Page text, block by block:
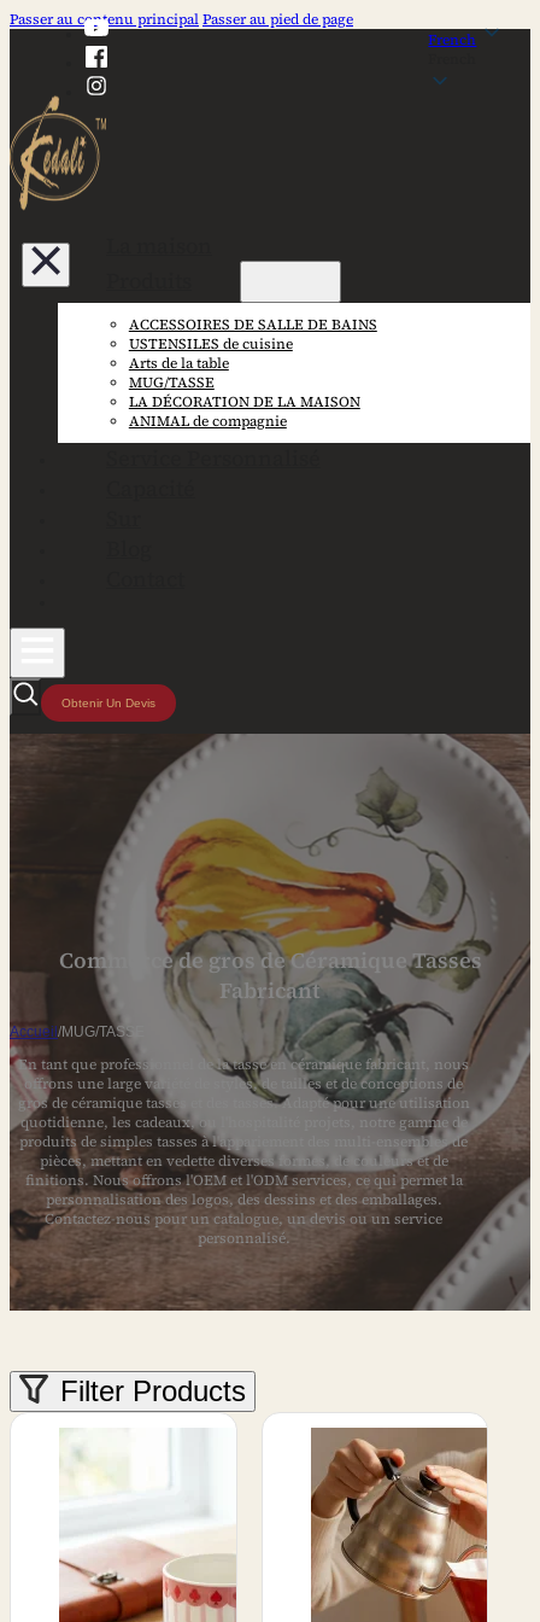
Passer au contenu principalPasser au pied de page
French
ACCESSOIRES DE SALLE DE BAINS
USTENSILES de cuisine
Arts de la table
MUG/TASSE
LA DÉCORATION DE LA MAISON
ANIMAL de compagnie
Obtenir Un Devis
Commerce de gros de Céramique Tasses
Fabricant
Accueil/MUG/TASSE
En tant que professionnel de la tasse en céramique fabricant, nous
offrons une large variété de styles, de tailles et de conceptions de
gros de céramique tasses et des tasses. Adapté pour une utilisation
quotidienne, les cadeaux, ou l'hospitalité projets, notre gamme de
produits de simples tasses à l'appariement des multi-ensembles de
pièces, mettant en vedette diverses formes, de couleurs et de
finitions. Nous offrons l'OEM et l'ODM services, ce qui permet la
personnalisation des logos, des dessins et des emballages.
Contactez-nous pour un catalogue, un devis ou un service
personnalisé.